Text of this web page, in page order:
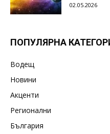
02.05.2026
ПОПУЛЯРНА
Водещ
Новини
Акценти
Регионални
България